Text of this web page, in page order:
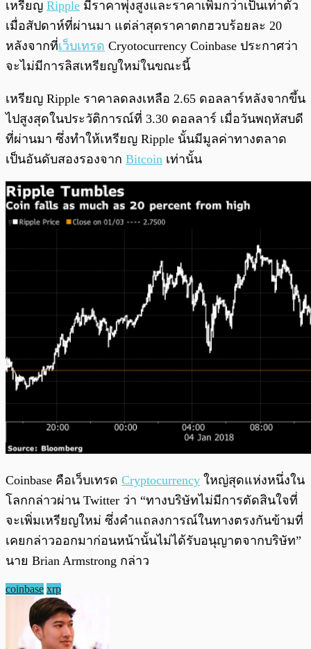
เหรียญ Ripple มีราคาพุ่งสูงและราคาเพิ่มกว่าเป็นเท่าตัว
เมื่อสัปดาห์ที่ผ่านมา แต่ล่าสุดราคาตกฮวบร้อยละ 20
หลังจากที่เว็บเทรด Cryotocurrency Coinbase ประกาศว่า
จะไม่มีการลิสเหรียญใหม่ในขณะนี้
เหรียญ Ripple ราคาลดลงเหลือ 2.65 ดอลลาร์หลังจากขึ้น
ไปสูงสุดในประวัติการณ์ที่ 3.30 ดอลลาร์ เมื่อวันพฤหัสบดี
ที่ผ่านมา ซึ่งทำให้เหรียญ Ripple นั้นมีมูลค่าทางตลาด
เป็นอันดับสองรองจาก Bitcoin เท่านั้น
Coinbase คือเว็บเทรด Cryptocurrency ใหญ่สุดแห่งหนึ่งใน
โลกกล่าวผ่าน Twitter ว่า “ทางบริษัทไม่มีการตัดสินใจที่
จะเพิ่มเหรียญใหม่ ซึ่งคำแถลงการณ์ในทางตรงกันข้ามที่
เคยกล่าวออกมาก่อนหน้านั้นไม่ได้รับอนุญาตจากบริษัท”
นาย Brian Armstrong กล่าว
coinbase xrp